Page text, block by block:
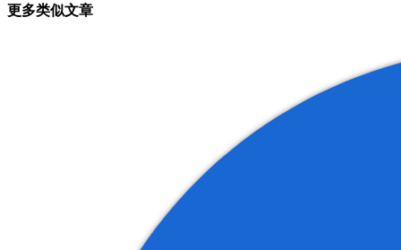
导
更多类似文章